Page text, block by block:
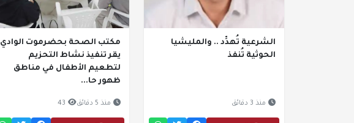
الشرعية تُهدِّد .. والمليشيا
الحوثية تُنفذ
منذ 3 دقائق
مكتب الصحة بحضرموت الوادي
يقر تنفيذ نشاط التحزيم
لتطعيم الأطفال في مناطق
ظهور حا...
منذ 5 دقائق 43